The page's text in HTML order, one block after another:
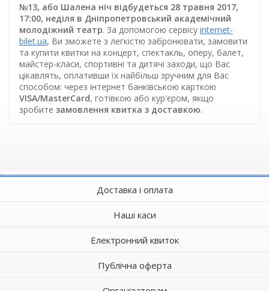
№13, або Шалена ніч відбудеться 28 травня 2017,
17:00, неділя в Дніпропетровський академічний
молодіжний театр. За допомогою сервісу internet-
bilet.ua, Ви зможете з легкістю забронювати, замовити
та купити квитки на концерт, спектакль, оперу, балет,
майстер-класи, спортивні та дитячі заходи, що Вас
цікавлять, оплативши їх найбільш зручним для Вас
способом: через інтернет банківською карткою
VISA/MasterCard, готівкою або кур'єром, якщо
зробите замовлення квитка з доставкою.
Доставка і оплата
Наші каси
Електронний квиток
Публічна оферта